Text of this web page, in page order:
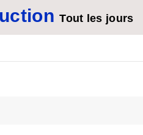
Tout les jours